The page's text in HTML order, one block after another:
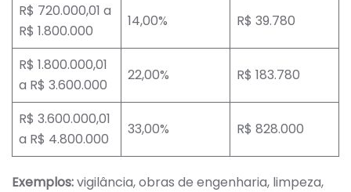
R$ 720.000,01 a
R$ 1.800.000
14,00% R$ 39.780
R$ 1.800.000,01
a R$ 3.600.000
22,00% R$ 183.780
R$ 3.600.000,01
a R$ 4.800.000
33,00% R$ 828.000
Exemplos:vigilância, obras de engenharia, limpeza,